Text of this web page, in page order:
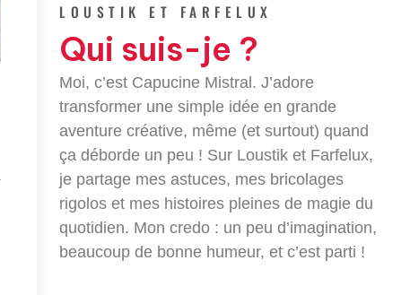
b
o
o
k
-
f
t
e
r
p
l
u
s
-
g
LOUSTIK ET FARFELUX
Qui suis-je ?
Moi, c’est Capucine Mistral. J’adore
transformer une simple idée en grande
aventure créative, même (et surtout) quand
ça déborde un peu ! Sur Loustik et Farfelux,
je partage mes astuces, mes bricolages
rigolos et mes histoires pleines de magie du
quotidien. Mon credo : un peu d’imagination,
beaucoup de bonne humeur, et c’est parti !